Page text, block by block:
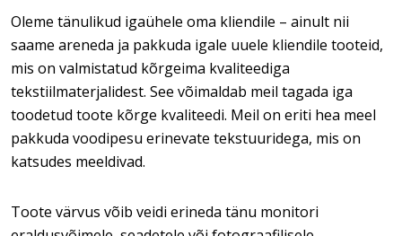
Oleme tänulikud igaühele oma kliendile – ainult nii
saame areneda ja pakkuda igale uuele kliendile tooteid,
mis on valmistatud kõrgeima kvaliteediga
tekstiilmaterjalidest. See võimaldab meil tagada iga
toodetud toote kõrge kvaliteedi. Meil on eriti hea meel
pakkuda voodipesu erinevate tekstuuridega, mis on
katsudes meeldivad.
Toote värvus võib veidi erineda tänu monitori